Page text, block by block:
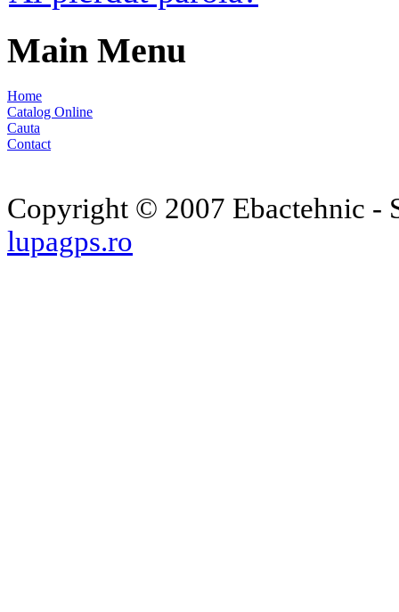
Main Menu
Home
Catalog Online
Cauta
Contact
Copyright © 2007 Ebactehnic -
lupagps.ro